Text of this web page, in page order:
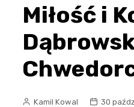
Miłość i
Kamil Kowal 30